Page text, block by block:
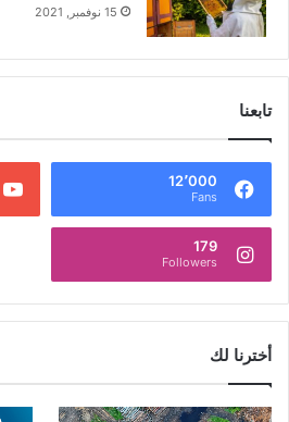
15 نوفمبر, 2021
تابعنا
12٬000
Fans
179
Followers
أخترنا لك